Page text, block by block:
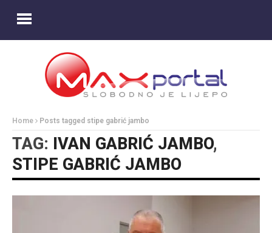
Home Posts tagged stipe gabrić jambo
TAG: IVAN GABRIĆ JAMBO,
STIPE GABRIĆ JAMBO